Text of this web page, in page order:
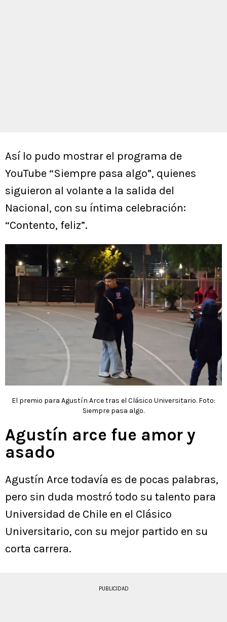
Así lo pudo mostrar el programa de
YouTube “Siempre pasa algo”, quienes
siguieron al volante a la salida del
Nacional, con su íntima celebración:
“Contento, feliz”.
El premio para Agustín Arce tras el Clásico Universitario. Foto:
Siempre pasa algo.
Agustín arce fue amor y
asado
Agustín Arce todavía es de pocas palabras,
pero sin duda mostró todo su talento para
Universidad de Chile en el Clásico
Universitario, con su mejor partido en su
corta carrera.
PUBLICIDAD